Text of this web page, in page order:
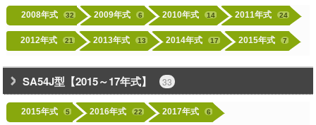
2008年式 32 2009年式 6 2010年式 14 2011年式 24
2012年式 21 2013年式 13 2014年式 17 2015年式 7
SA54J型【2015～17年式】 33
2015年式 5 2016年式 22 2017年式 6